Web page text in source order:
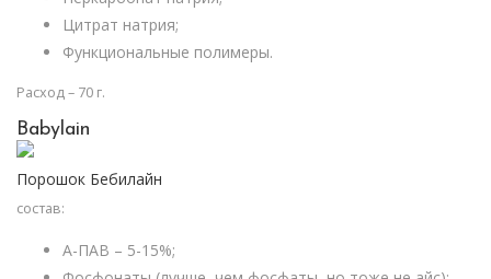
Цитрат натрия;
Функциональные полимеры.
Расход – 70 г.
Babylain
Порошок Бебилайн
состав:
А-ПАВ – 5-15%;